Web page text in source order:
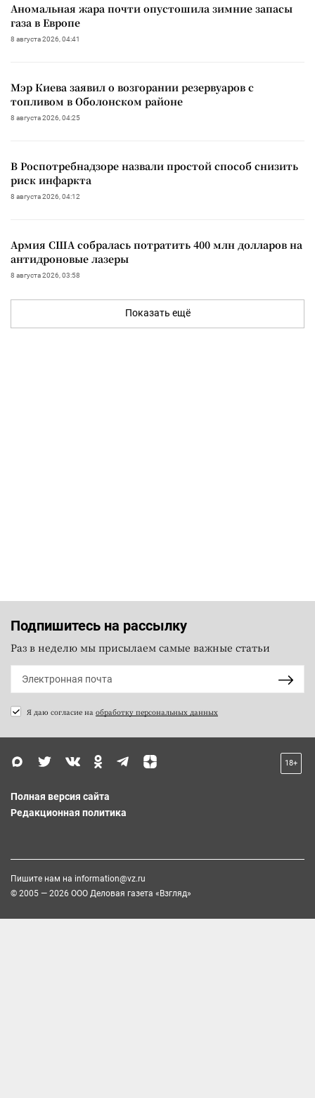
Аномальная жара почти опустошила зимние запасы
газа в Европе
8 августа 2026, 04:41
Мэр Киева заявил о возгорании резервуаров с
топливом в Оболонском районе
8 августа 2026, 04:25
В Роспотребнадзоре назвали простой способ снизить
риск инфаркта
8 августа 2026, 04:12
Армия США собралась потратить 400 млн долларов на
антидроновые лазеры
8 августа 2026, 03:58
Показать ещё
Подпишитесь на рассылку
Раз в неделю мы присылаем самые важные статьи
Я даю согласие на обработку персональных данных
18+
Полная версия сайта
Редакционная политика
Пишите нам на information@vz.ru
© 2005 — 2026 ООО Деловая газета «Взгляд»